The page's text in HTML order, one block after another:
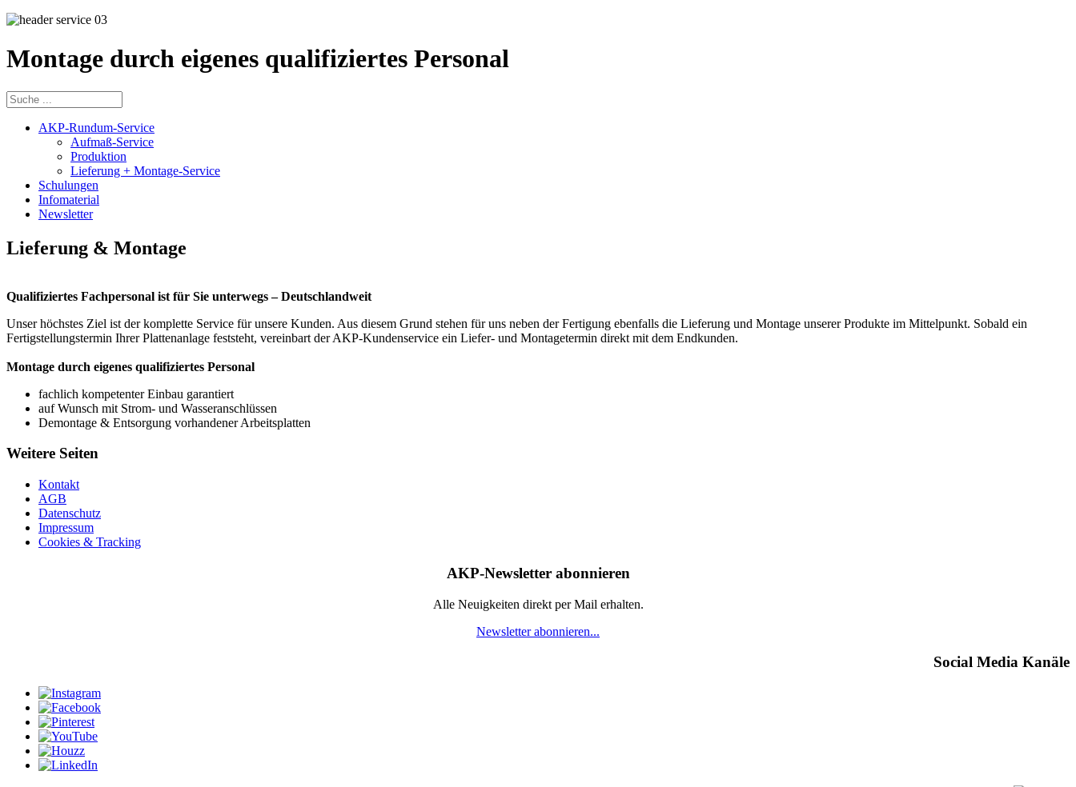
Montage durch eigenes qualifiziertes Personal
AKP-Rundum-Service
Aufmaß-Service
Produktion
Lieferung + Montage-Service
Schulungen
Infomaterial
Newsletter
Lieferung & Montage
Qualifiziertes Fachpersonal ist für Sie unterwegs – Deutschlandweit
Unser höchstes Ziel ist der komplette Service für unsere Kunden. Aus diesem Grund stehen für uns neben der Fertigung ebenfalls die Lieferung und Montage unserer Produkte im Mittelpunkt. Sobald ein
Fertigstellungstermin Ihrer Plattenanlage feststeht, vereinbart der AKP-Kundenservice ein Liefer- und Montagetermin direkt mit dem Endkunden.
Montage durch eigenes qualifiziertes Personal
fachlich kompetenter Einbau garantiert
auf Wunsch mit Strom- und Wasseranschlüssen
Demontage & Entsorgung vorhandener Arbeitsplatten
Weitere Seiten
Kontakt
AGB
Datenschutz
Impressum
Cookies & Tracking
AKP-Newsletter abonnieren
Alle Neuigkeiten direkt per Mail erhalten.
Newsletter abonnieren...
Social Media Kanäle